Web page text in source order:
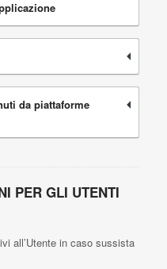
da piattaforme
PER GLI UTENTI
all’Utente in caso sussista